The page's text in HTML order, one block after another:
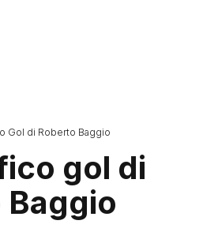
Gol di Roberto Baggio
gol di